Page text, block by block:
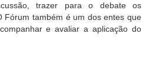
trazer para o debate os
Fórum também é um dos entes que
e avaliar a aplicação do